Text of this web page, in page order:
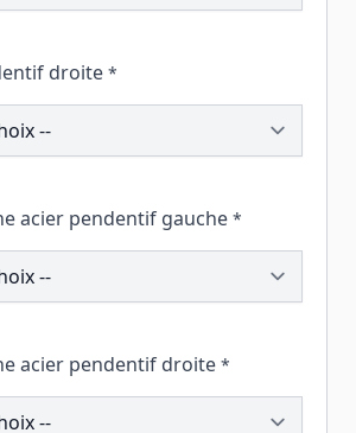
droite *
acier pendentif gauche *
acier pendentif droite *